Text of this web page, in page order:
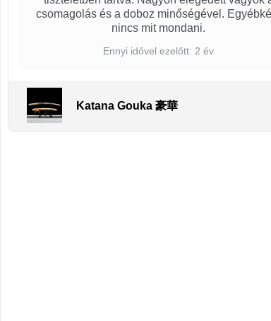
csomagolás és a doboz minőségével.
nincs mit mondani.
Ennyi idővel ezelőtt: 2 év
Katana Gouka 豪華